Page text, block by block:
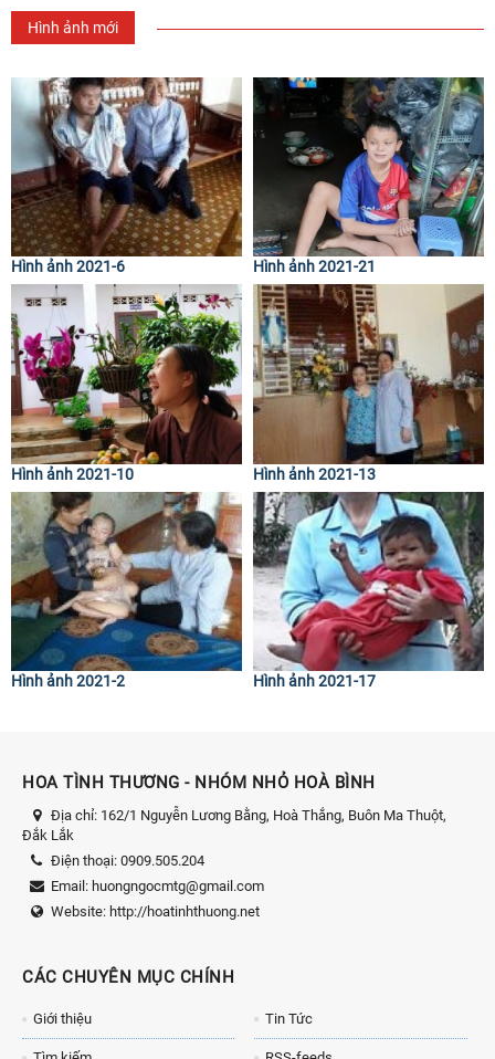
Hình ảnh mới
Hình ảnh 2021-6 Hình ảnh 2021-21
Hình ảnh 2021-10 Hình ảnh 2021-13
Hình ảnh 2021-2 Hình ảnh 2021-17
HOA TÌNH THƯƠNG - NHÓM NHỎ HOÀ BÌNH
Địa chỉ: 162/1 Nguyễn Lương Bằng, Hoà Thắng, Buôn Ma Thuột,
Đắk Lắk
Điện thoại: 0909.505.204
Email: huongngocmtg@gmail.com
Website: http://hoatinhthuong.net
CÁC CHUYÊN MỤC CHÍNH
Giới thiệu Tin Tức